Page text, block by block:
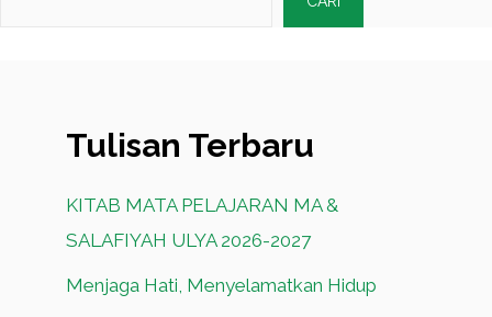
Tulisan Terbaru
KITAB MATA PELAJARAN MA &
SALAFIYAH ULYA 2026-2027
Menjaga Hati, Menyelamatkan Hidup